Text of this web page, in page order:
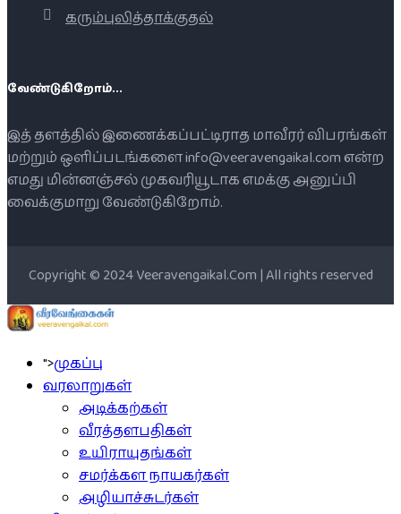
கரும்புலித்தாக்குதல்
வேண்டுகிறோம்...
இத் தளத்தில் இணைக்கப்பட்டிராத மாவீரர் விபரங்கள்
மற்றும் ஒளிப்படங்களை info@veeravengaikal.com என்ற
எமது மின்னஞ்சல் முகவரியூடாக எமக்கு அனுப்பி
வைக்குமாறு வேண்டுகிறோம்.
Copyright © 2024 Veeravengaikal.Com | All rights reserved
">முகப்பு
வரலாறுகள்
அடிக்கற்கள்
வீரத்தளபதிகள்
உயிராயுதங்கள்
சமர்க்கள நாயகர்கள்
அழியாச்சுடர்கள்